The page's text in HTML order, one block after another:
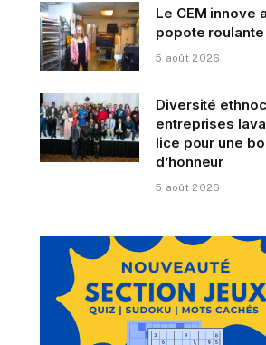
Le CEM innove
popote
5 août 2026
Diversité
entreprises
lice pour une
d’honneur
5 août 2026